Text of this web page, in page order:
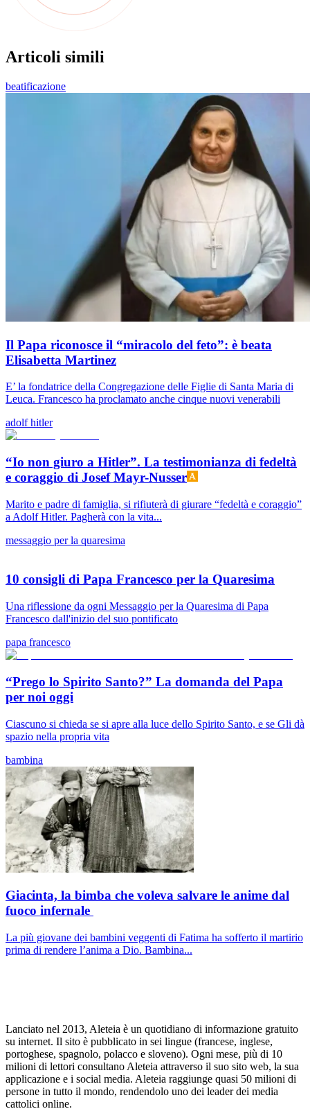
Articoli simili
beatificazione
Il Papa riconosce il “miracolo del feto”: è beata
Elisabetta Martinez
E’ la fondatrice della Congregazione delle Figlie di Santa Maria di
Leuca. Francesco ha proclamato anche cinque nuovi venerabili
adolf hitler
“Io non giuro a Hitler”. La testimonianza di fedeltà
e coraggio di Josef Mayr-Nusser
Marito e padre di famiglia, si rifiuterà di giurare “fedeltà e coraggio”
a Adolf Hitler. Pagherà con la vita...
messaggio per la quaresima
10 consigli di Papa Francesco per la Quaresima
Una riflessione da ogni Messaggio per la Quaresima di Papa
Francesco dall'inizio del suo pontificato
papa francesco
“Prego lo Spirito Santo?” La domanda del Papa
per noi oggi
Ciascuno si chieda se si apre alla luce dello Spirito Santo, e se Gli dà
spazio nella propria vita
bambina
Giacinta, la bimba che voleva salvare le anime dal
fuoco infernale
La più giovane dei bambini veggenti di Fatima ha sofferto il martirio
prima di rendere l’anima a Dio. Bambina...
Lanciato nel 2013, Aleteia è un quotidiano di informazione gratuito
su internet. Il sito è pubblicato in sei lingue (francese, inglese,
portoghese, spagnolo, polacco e sloveno). Ogni mese, più di 10
milioni di lettori consultano Aleteia attraverso il suo sito web, la sua
applicazione e i social media. Aleteia raggiunge quasi 50 milioni di
persone in tutto il mondo, rendendolo uno dei leader dei media
cattolici online.